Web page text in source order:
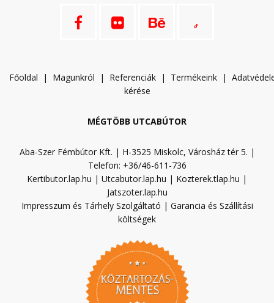
Főoldal | Magunkról | Referenciák | Termékeink | A
kérése
MÉGTÖBB UTCABÚTOR
Aba-Szer Fémbútor Kft. | H-3525 Miskolc, Városház tér 5. |
Telefon: +36/46-611-736
Kertibutor.lap.hu | Utcabutor.lap.hu | Kozterek.tlap.hu |
Jatszoter.lap.hu
Impresszum és Tárhely Szolgáltató | Garancia és Szállítási
költségek